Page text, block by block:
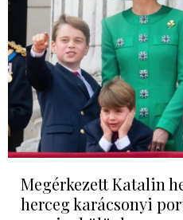
Megérkezett Katalin
herceg karácsonyi